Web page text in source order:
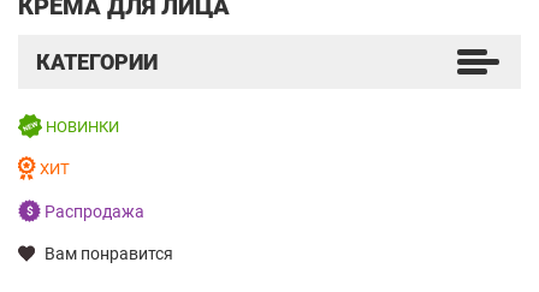
КРЕМА ДЛЯ ЛИЦА
КАТЕГОРИИ
НОВИНКИ
ХИТ
Распродажа
Вам понравится